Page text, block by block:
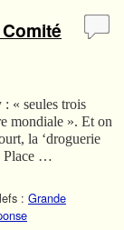
« seules trois
mondiale ». Et on
la ‘droguerie
Place …
: Grande